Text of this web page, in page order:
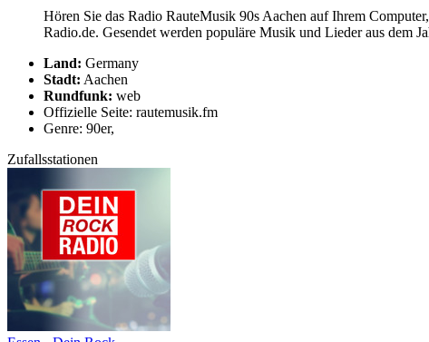
Hören Sie das Radio RauteMusik 90s Aachen auf Ihrem
Radio.de. Gesendet werden populäre Musik und Lieder aus dem
Land: Germany
Stadt: Aachen
Rundfunk: web
Offizielle Seite: rautemusik.fm
Genre: 90er,
Zufallsstationen